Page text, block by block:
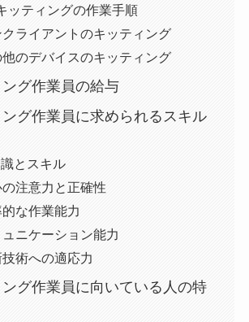
ッティングの作業手順
クライアントのキッティング
他のデバイスのキッティング
グ作業員の給与
グ作業員に求められるスキル
とスキル
注意力と正確性
な作業能力
ュニケーション能力
術への適応力
グ作業員に向いている人の特